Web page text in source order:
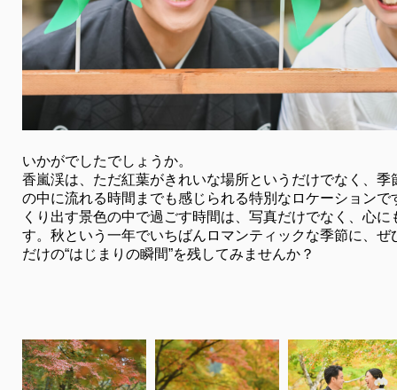
いかがでしたでしょうか。
香嵐渓は、ただ紅葉がきれいな場所というだけでなく、季
の中に流れる時間までも感じられる特別なロケーションで
くり出す景色の中で過ごす時間は、写真だけでなく、心
す。秋という一年でいちばんロマンティックな季節に、ぜ
だけの“はじまりの瞬間”を残してみませんか？